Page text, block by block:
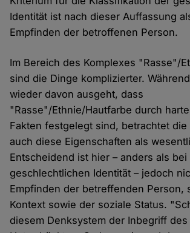
Identität ist nach dieser Auffassung
Empfinden der betroffenen Person.
Im Bereich des Komplexes "Rasse"/
sind die Dinge komplizierter.
wieder davon ausgeht, dass
"Rasse"/Ethnie/Hautfarbe durch
Fakten festgelegt sind, betrachtet die
auch diese Eigenschaften als
Entscheidend ist hier – anders als bei
geschlechtlichen Identität – jedoch
Empfinden der betreffenden Person,
Kontext sowie der soziale Status.
diesem Denksystem der Inbegriff des